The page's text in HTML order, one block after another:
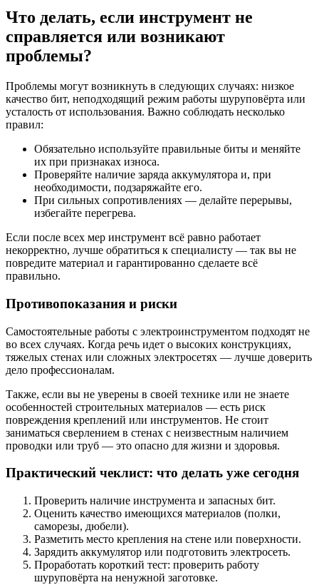
Что делать, если инструмент не
справляется или возникают
проблемы?
Проблемы могут возникнуть в следующих случаях: низкое
качество бит, неподходящий режим работы шуруповёрта или
усталость от использования. Важно соблюдать несколько
правил:
Обязательно используйте правильные биты и меняйте
их при признаках износа.
Проверяйте наличие заряда аккумулятора и, при
необходимости, подзаряжайте его.
При сильных сопротивлениях — делайте перерывы,
избегайте перегрева.
Если после всех мер инструмент всё равно работает
некорректно, лучше обратиться к специалисту — так вы не
повредите материал и гарантированно сделаете всё
правильно.
Противопоказания и риски
Самостоятельные работы с электроинструментом подходят не
во всех случаях. Когда речь идет о высоких конструкциях,
тяжелых стенах или сложных электросетях — лучше доверить
дело профессионалам.
Также, если вы не уверены в своей технике или не знаете
особенностей строительных материалов — есть риск
повреждения креплений или инструментов. Не стоит
заниматься сверлением в стенах с неизвестным наличием
проводки или труб — это опасно для жизни и здоровья.
Практический чеклист: что делать уже сегодня
Проверить наличие инструмента и запасных бит.
Оценить качество имеющихся материалов (полки,
саморезы, дюбели).
Разметить место крепления на стене или поверхности.
Зарядить аккумулятор или подготовить электросеть.
Проработать короткий тест: проверить работу
шуруповёрта на ненужной заготовке.